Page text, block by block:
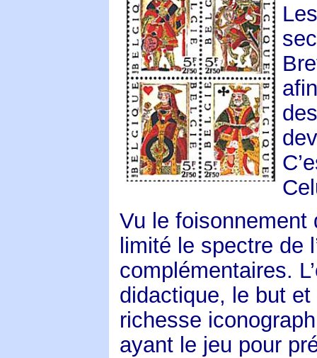
Vu le foisonnement
limité le spectre de
complémentaires.
didactique, le but
richesse
ayant le jeu pour